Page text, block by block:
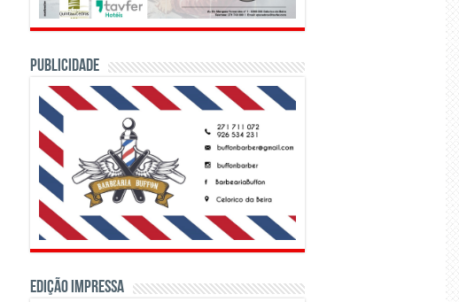
PUBLICIDADE
Edição Impressa